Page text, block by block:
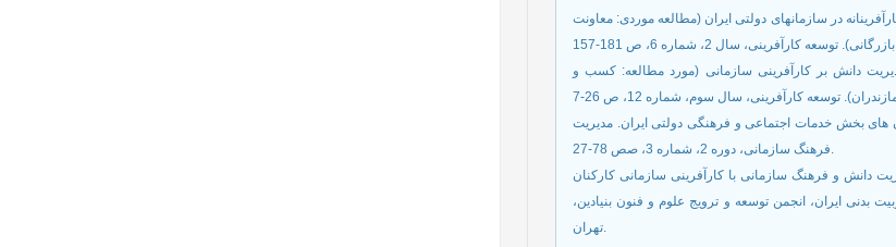
نظامهای اطلاعاتی کارآفرینانه در سازمانهای دولتی ایران (مطالعه موردی: معاونت
بررسی اثرگذاری فرایند مدیریت دانش بر کارآفرینی سازمانی (مورد مطالعه: کسب و
در سازمان های بخش خدمات اجتماعی و فرهنگی دولتی ایران. مدیریت
فرهنگ سازمانی، دوره 2، شماره 3، صص 78-27.
زاهدی زینب (1399). تعیین ارتباط مدیریت دانش و فرهنگ سازمانی با کارآفرینی سازمانی کارکنان
ایران، انجمن توسعه و ترويج علوم و فنون بنيادين،
تهران.